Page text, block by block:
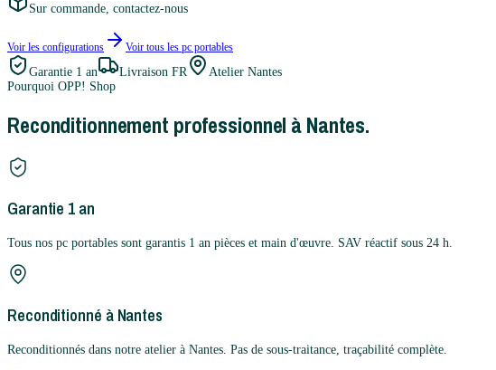
Sur commande, contactez-nous
Voir les configurations Voir tous les pc portables
Garantie 1 an Livraison FR
Atelier Nantes
Pourquoi OPP! Shop
Reconditionnement professionnel à Nantes.
Garantie 1 an
Tous nos pc portables sont garantis 1 an pièces et main d'œuvre. SAV réactif sous 24 h.
Reconditionné à Nantes
Reconditionnés dans notre atelier à Nantes. Pas de sous-traitance, traçabilité complète.